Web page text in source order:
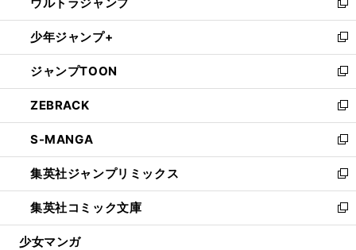
で
開
く
ド
ウ
で
開
く
ィ
ン
ド
ウ
で
開
く
い
ウ
ィ
ン
ド
ウ
で
開
く
新
し
い
ウ
ィ
ン
ド
ウ
で
開
く
少年ジャンプ+
新
し
い
ウ
ィ
ン
ド
ウ
で
開
く
ジャンプTOON
新
し
い
ウ
ィ
ン
ド
ウ
で
開
ZEBRACK
新
し
い
ウ
ィ
ン
ド
ウ
S-MANGA
新
し
い
ウ
ィ
ン
集英社ジャンプリミックス
新
し
い
ウ
集英社コミック文庫
新
し
少女マンガ